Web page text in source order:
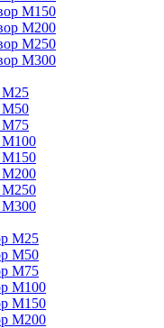
М150
М200
М250
М300
М25
М50
М75
М100
М150
М200
М250
М300
М25
М50
М75
М100
М150
М200